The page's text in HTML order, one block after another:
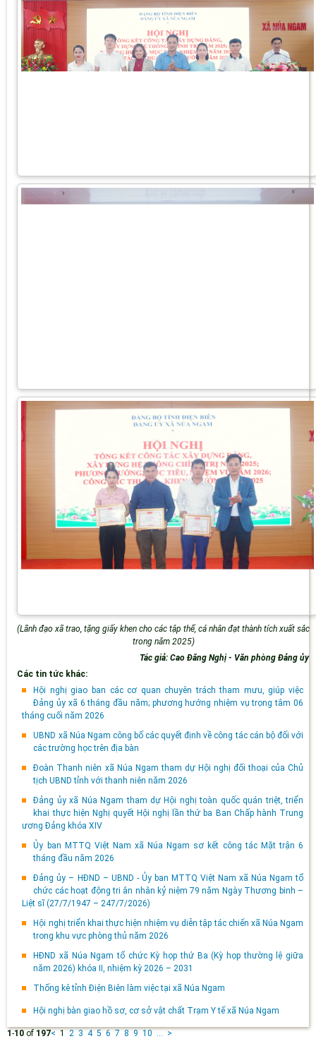
(Lãnh đạo xã trao, tặng giấy khen cho các tập thể, cá nhân đạt thành tích xuất sắc
trong năm 2025)
Tác giả: Cao Đăng Nghị - Văn phòng Đảng ủy
Các tin tức khác:
Hội nghị giao ban các cơ quan chuyên trách tham mưu, giúp việc
Đảng ủy xã 6 tháng đầu năm; phương hướng nhiệm vụ trọng tâm 06
tháng cuối năm 2026
UBND xã Núa Ngam công bố các quyết định về công tác cán bộ đối với
các trường học trên địa bàn
Đoàn Thanh niên xã Núa Ngam tham dự Hội nghị đối thoại của Chủ
tịch UBND tỉnh với thanh niên năm 2026
Đảng ủy xã Núa Ngam tham dự Hội nghị toàn quốc quán triệt, triển
khai thực hiện Nghị quyết Hội nghị lần thứ ba Ban Chấp hành Trung
ương Đảng khóa XIV
Ủy ban MTTQ Việt Nam xã Núa Ngam sơ kết công tác Mặt trận 6
tháng đầu năm 2026
Đảng ủy – HĐND – UBND - Ủy ban MTTQ Việt Nam xã Núa Ngam tổ
chức các hoạt động tri ân nhân kỷ niệm 79 năm Ngày Thương binh –
Liệt sĩ (27/7/1947 – 247/7/2026)
Hội nghị triển khai thực hiện nhiệm vụ diễn tập tác chiến xã Núa Ngam
trong khu vực phòng thủ năm 2026
HĐND xã Núa Ngam tổ chức Kỳ họp thứ Ba (Kỳ họp thường lệ giữa
năm 2026) khóa II, nhiệm kỳ 2026 – 2031
Thống kê tỉnh Điện Biên làm việc tại xã Núa Ngam
Hội nghị bàn giao hồ sơ, cơ sở vật chất Trạm Y tế xã Núa Ngam
1 -10 of 197< 1 2 3 4 5 6 7 8 9 10 ... >